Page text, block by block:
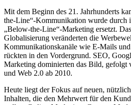
Mit dem Beginn des 21. Jahrhunderts
the-Line“-Kommunikation wurde durch
„Below-the-Line“-Marketing ersetzt.
Globalisierung veränderten die
Kommunikationskanäle wie E-Mails
rückten in den Vordergrund. SEO,
Marketing dominierten das Bild, gefolgt
und Web 2.0 ab 2010.
Heute liegt der Fokus auf neuen,
Inhalten, die den Mehrwert für den